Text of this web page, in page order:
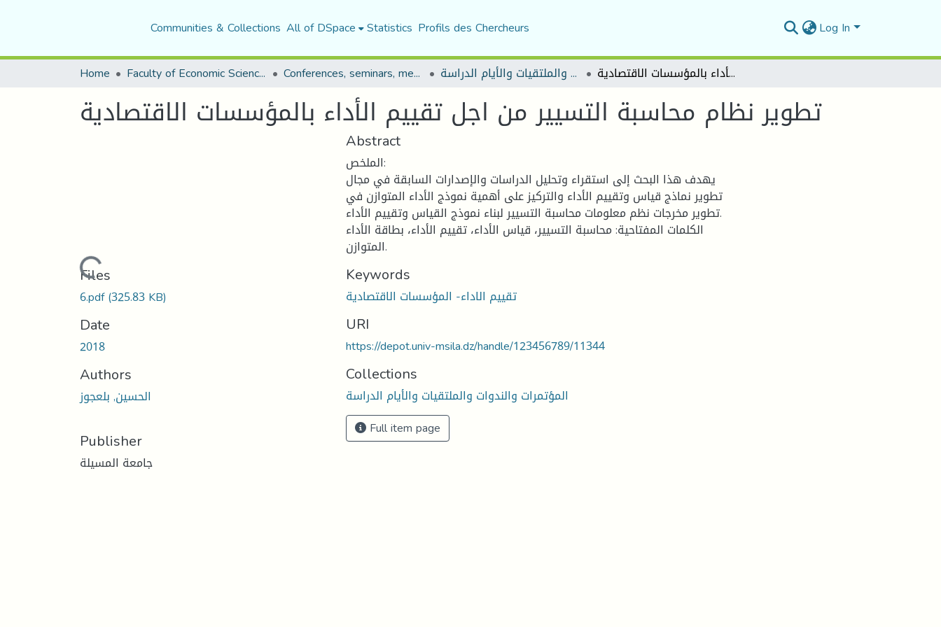
Communities & Collections All of DSpace Statistics Profils des Chercheurs Log In
Home Faculty of Economic Sciences, Commerce and Management Sciences Conferences, seminars, meetings, and study days المؤتمرات والندوات والملتقيات والأيام الدراسة تطوير نظام محاسبة التسيير من اجل تقييم الأداء بالمؤسسات الاقتصادية
تطوير نظام محاسبة التسيير من اجل تقييم الأداء بالمؤسسات الاقتصادية
Loading...
Files
6.pdf(325.83 KB)
Date
2018
Authors
الحسين, بلعجوز
Publisher
جامعة المسيلة
Abstract
الملخص:
يهدف هذا البحث إلى استقراء وتحليل الدراسات والإصدارات السابقة في مجال
تطوير نماذج قياس وتقييم الأداء والتركيز على أهمية نموذج الأداء المتوازن في
تطوير مخرجات نظم معلومات محاسبة التسيير لبناء نموذج القياس وتقييم الأداء.
الكلمات المفتاحية: محاسبة التسيير، قياس الأداء، تقييم الأداء، بطاقة الأداء
المتوازن.
Keywords
تقييم الاداء- المؤسسات الاقتصادية
URI
https://depot.univ-msila.dz/handle/123456789/11344
Collections
المؤتمرات والندوات والملتقيات والأيام الدراسة
Full item page